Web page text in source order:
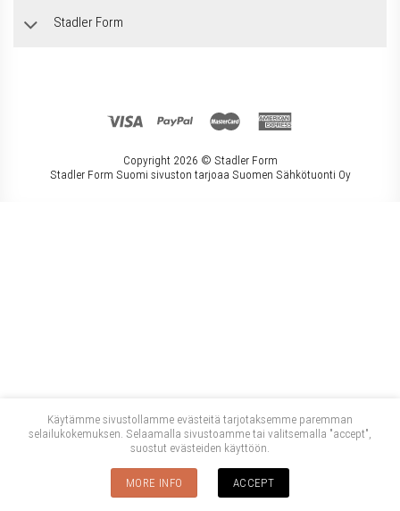
Stadler Form
Copyright 2026 © Stadler Form
Stadler Form Suomi sivuston tarjoaa Suomen Sähkötuonti Oy
Käytämme sivustollamme evästeitä tarjotaksemme paremman
selailukokemuksen. Selaamalla sivustoamme tai valitsemalla "accept",
suostut evästeiden käyttöön.
MORE INFO ACCEPT